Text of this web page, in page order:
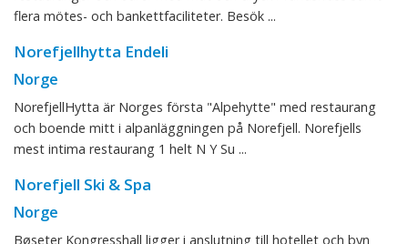
flera mötes- och bankettfaciliteter. Besök ...
Norefjellhytta Endeli
Norge
NorefjellHytta är Norges första "Alpehytte" med restaurang
och boende mitt i alpanläggningen på Norefjell. Norefjells
mest intima restaurang 1 helt N Y Su ...
Norefjell Ski & Spa
Norge
Bøseter Kongresshall ligger i anslutning till hotellet och byn